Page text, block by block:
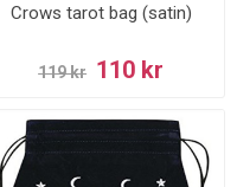
Crows tarot bag (satin)
119 kr 110 kr